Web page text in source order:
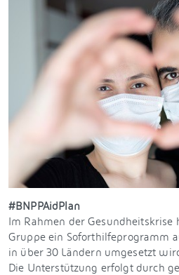
#BNPPAidPlan
Im Rahmen der Gesundheitskrise
Gruppe ein Soforthilfeprogramm
in über 30 Ländern umgesetzt
Die Unterstützung erfolgt durch